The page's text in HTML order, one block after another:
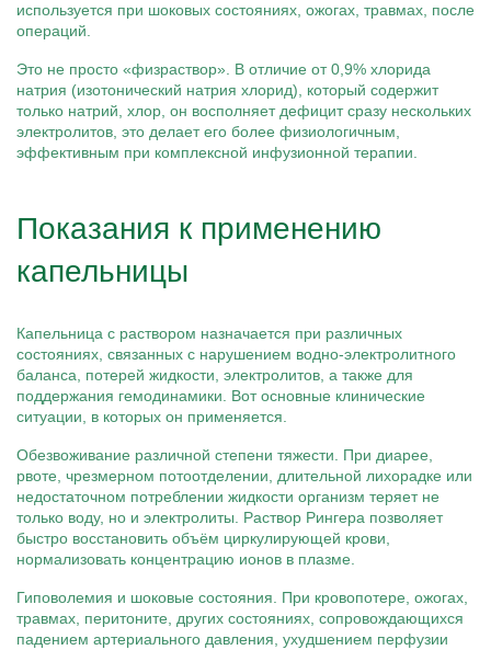
используется при шоковых состояниях, ожогах, травмах, после
операций.
Это не просто «физраствор». В отличие от 0,9% хлорида
натрия (изотонический натрия хлорид), который содержит
только натрий, хлор, он восполняет дефицит сразу нескольких
электролитов, это делает его более физиологичным,
эффективным при комплексной инфузионной терапии.
Показания к применению
капельницы
Капельница с раствором назначается при различных
состояниях, связанных с нарушением водно-электролитного
баланса, потерей жидкости, электролитов, а также для
поддержания гемодинамики. Вот основные клинические
ситуации, в которых он применяется.
Обезвоживание различной степени тяжести. При диарее,
рвоте, чрезмерном потоотделении, длительной лихорадке или
недостаточном потреблении жидкости организм теряет не
только воду, но и электролиты. Раствор Рингера позволяет
быстро восстановить объём циркулирующей крови,
нормализовать концентрацию ионов в плазме.
Гиповолемия и шоковые состояния. При кровопотере, ожогах,
травмах, перитоните, других состояниях, сопровождающихся
падением артериального давления, ухудшением перфузии